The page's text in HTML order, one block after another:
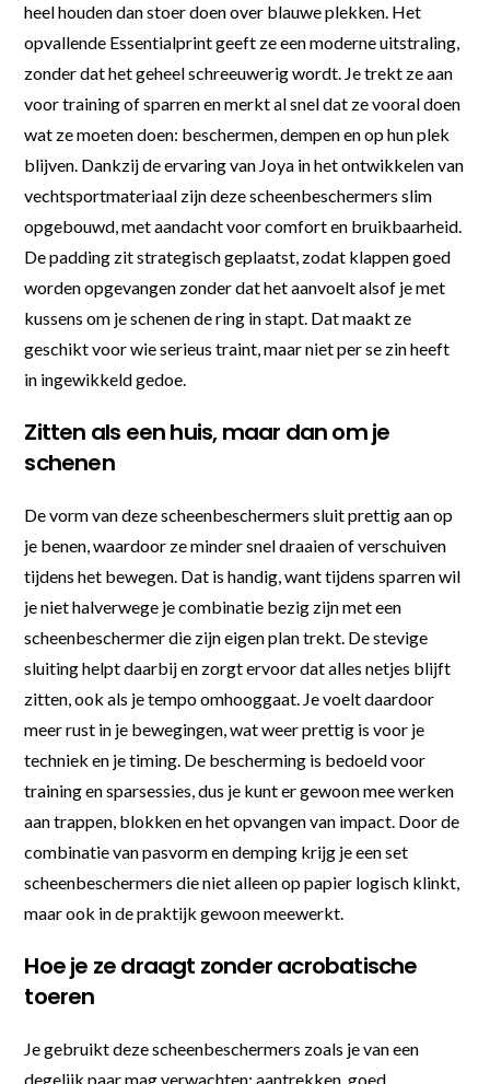
heel houden dan stoer doen over blauwe plekken. Het
opvallende Essentialprint geeft ze een moderne uitstraling,
zonder dat het geheel schreeuwerig wordt. Je trekt ze aan
voor training of sparren en merkt al snel dat ze vooral doen
wat ze moeten doen: beschermen, dempen en op hun plek
blijven. Dankzij de ervaring van Joya in het ontwikkelen van
vechtsportmateriaal zijn deze scheenbeschermers slim
opgebouwd, met aandacht voor comfort en bruikbaarheid.
De padding zit strategisch geplaatst, zodat klappen goed
worden opgevangen zonder dat het aanvoelt alsof je met
kussens om je schenen de ring in stapt. Dat maakt ze
geschikt voor wie serieus traint, maar niet per se zin heeft
in ingewikkeld gedoe.
Zitten als een huis, maar dan om je
schenen
De vorm van deze scheenbeschermers sluit prettig aan op
je benen, waardoor ze minder snel draaien of verschuiven
tijdens het bewegen. Dat is handig, want tijdens sparren wil
je niet halverwege je combinatie bezig zijn met een
scheenbeschermer die zijn eigen plan trekt. De stevige
sluiting helpt daarbij en zorgt ervoor dat alles netjes blijft
zitten, ook als je tempo omhooggaat. Je voelt daardoor
meer rust in je bewegingen, wat weer prettig is voor je
techniek en je timing. De bescherming is bedoeld voor
training en sparsessies, dus je kunt er gewoon mee werken
aan trappen, blokken en het opvangen van impact. Door de
combinatie van pasvorm en demping krijg je een set
scheenbeschermers die niet alleen op papier logisch klinkt,
maar ook in de praktijk gewoon meewerkt.
Hoe je ze draagt zonder acrobatische
toeren
Je gebruikt deze scheenbeschermers zoals je van een
degelijk paar mag verwachten: aantrekken, goed